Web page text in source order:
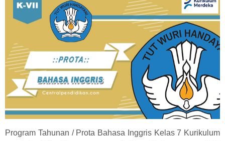
Program Tahunan / Prota Bahasa Inggris Kelas 7 Kurikulum